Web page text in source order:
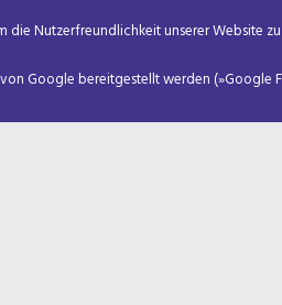
Rechtstexte-und-
Nutzerfreundlichkeit unserer Website
Google bereitgestellt werden (»Google